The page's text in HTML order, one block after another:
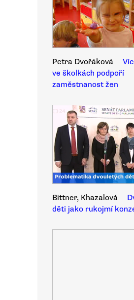
Petra Dvořáková
ve školkách podpoří
zaměstnanost žen
Bittner, Khazalová
děti jako rukojmí